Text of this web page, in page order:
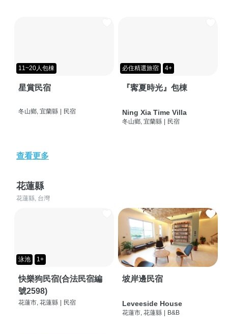
11~20人包棟
星賞民宿
冬山鄉, 宜蘭縣 民宿
必住精選旅宿 4+
『寗夏時光』包棟
Ning Xia Time Villa
冬山鄉, 宜蘭縣 民宿
查看更多
花蓮縣
花蓮縣, 台灣
泳池 1+
快樂狗民宿(合法民宿編
號2598)
花蓮市, 花蓮縣 民宿
坡岸邊民宿
Leveeside House
花蓮市, 花蓮縣 B&B